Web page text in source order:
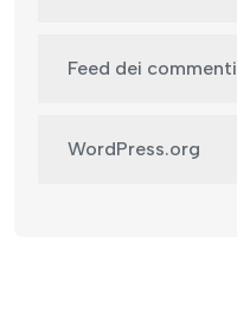
Feed dei commenti
WordPress.org